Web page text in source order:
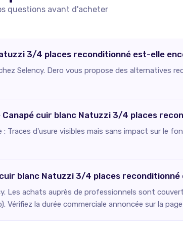
questions avant d'acheter
3/4 places reconditionné est-elle
Selency. Dero vous propose des alternatives
cuir blanc Natuzzi 3/4 places
Traces d'usure visibles mais sans impact sur le
blanc Natuzzi 3/4 places reconditionné
Les achats auprès de professionnels sont
Vérifiez la durée commerciale annoncée sur la